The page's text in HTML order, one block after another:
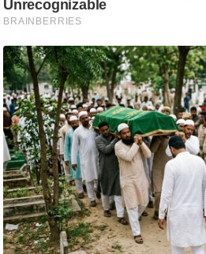
फि
ने
स
मं
त्रा
रि
ले
श
न
शि
प